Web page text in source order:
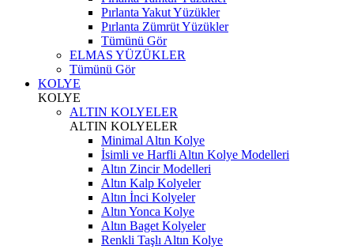
Pırlanta Yakut Yüzükler
Pırlanta Zümrüt Yüzükler
Tümünü Gör
ELMAS YÜZÜKLER
Tümünü Gör
KOLYE
KOLYE
ALTIN KOLYELER
ALTIN KOLYELER
Minimal Altın Kolye
İsimli ve Harfli Altın Kolye Modelleri
Altın Zincir Modelleri
Altın Kalp Kolyeler
Altın İnci Kolyeler
Altın Yonca Kolye
Altın Baget Kolyeler
Renkli Taşlı Altın Kolye